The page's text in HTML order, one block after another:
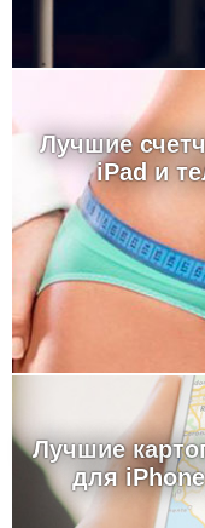
Лучшие
iPad и
Лучшие
для